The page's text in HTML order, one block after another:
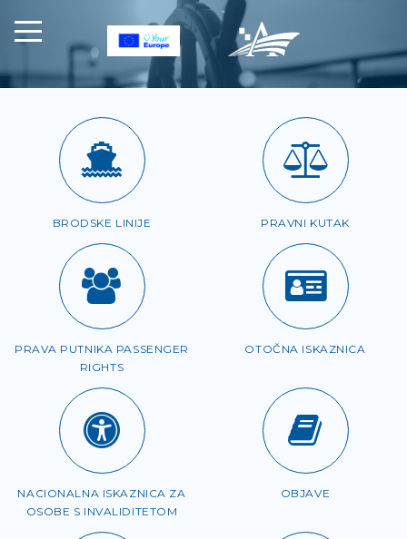
BRODSKE LINIJE PRAVNI KUTAK
PRAVA PUTNIKA PASSENGER
RIGHTS
OTOČNA ISKAZNICA
NACIONALNA ISKAZNICA ZA
OSOBE S INVALIDITETOM
OBJAVE